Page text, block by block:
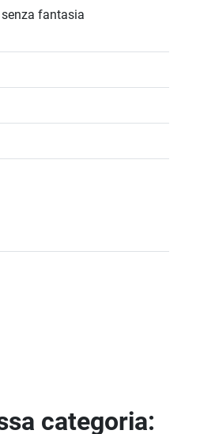
fantasia
categoria: